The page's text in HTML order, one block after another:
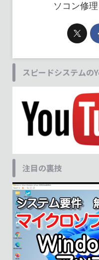
ソコン修
スピードシステムの
注目の裏技